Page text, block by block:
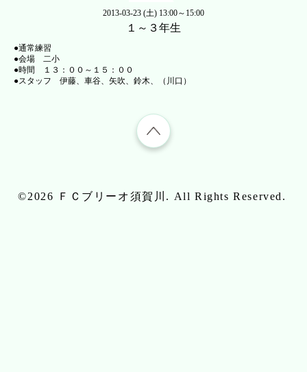
2013-03-23 (土) 13:00～15:00
１～３年生
●通常練習
●会場 二小
●時間 １３：００～１５：００
●スタッフ 伊藤、車谷、矢吹、鈴木、（川口）
©2026 ＦＣブリーオ須賀川 . All Rights Reserved.